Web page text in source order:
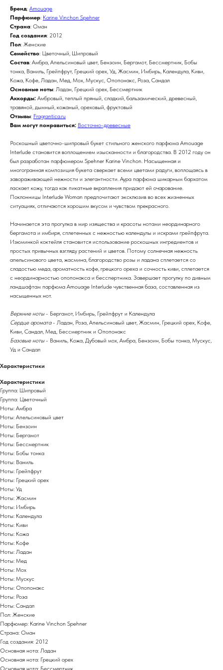
Бренд: Amouage
Парфюмер: Karine Vinchon Spehner
Страна: Оман
Год создания: 2012
Пол: Женские
Семейство: Цветочный, Шипровый
Состав: Амбра, Апельсиновый цвет, Бензоин, Бергамот, Бессмертник, Бобы
тонка, Ваниль, Грейпфрут, Грецкий орех, Уд, Жасмин, Имбирь, Календула, Киви,
Кожа, Кофе, Ладан, Мед, Мох, Мускус, Опопонакс, Роза, Сандал
Основные ноты: Ладан, Грецкий орех, Бессмертник
Аккорды: Амбровый, теплый пряный, сладкий, бальзамический, древесный,
травяной, дымный, кожаный, ореховый, фруктовый
Отзывы: Fragrantica.ru
Вам могут понравиться: Восточно-древесные
Роскошный цветочно-шипровый букет стильного женского парфюма Amouage
Interlude становится воплощением изысканности и благородства. В 2012 году он
был разработан парфюмером Spehner Karine Vinchon. Насыщенная и
многогранная композиция букета сверкает всеми цветами радуги, воплощаясь в
завораживающей нежности и элегантности. Аура парфюма шикарным бархатом
ласкает кожу, тогда как пикатные вкрапления придают ей очарование.
Поклонницы Interlude Woman предпочитают эксклюзив во всех жизненных
ситуациях, отличаются хорошим вкусом и чувством прекрасного.
Начинается эта прогулка в мир изящества и красоты нотами неординарного
бергамота и имбиря, сплетенных с нежностью календулы и искрами грейпфрута.
Изюминкой коктейля становится использование роскошных ингредиентов и
простых привычных взгляду растений и цветов. Потому солнечная нежность
апельсинового цвета, жасмина, благородство розы и ладана сплетается со
сладостью меда, ароматность кофе, грецкого ореха и сочность киви, сплетается
с неординарностью опопонакса и бесспертника. Завершает прогулку по дивным
ландшафтам парфюма Amouage Interlude чувственная база, составленная из
насыщенных нот.
Верхние ноты- Бергамот, Имбирь, Грейпфрут и Календула
Сердце аромата- Ладан, Роза, Апельсиновый цвет, Жасмин, Грецкий орех, Кофе,
Киви, Сандал, Мед, Бессмертник и Опопонакс
Базовые ноты- Ваниль, Кожа, Дубовый мох, Амбра, Бензоин, Бобы тонка, Мускус,
Уд и Сандал
Характеристики
Характеристики
Группа: Шипровый
Группа: Цветочный
Ноты: Амбра
Ноты: Апельсиновый цвет
Ноты: Бензоин
Ноты: Бергамот
Ноты: Бессмертник
Ноты: Бобы тонка
Ноты: Ваниль
Ноты: Грейпфрут
Ноты: Грецкий орех
Ноты: Уд
Ноты: Жасмин
Ноты: Имбирь
Ноты: Календула
Ноты: Киви
Ноты: Кожа
Ноты: Кофе
Ноты: Ладан
Ноты: Мед
Ноты: Мох
Ноты: Мускус
Ноты: Опопонакс
Ноты: Роза
Ноты: Сандал
Пол: Женские
Парфюмер: Karine Vinchon Spehner
Страна: Оман
Год создания: 2012
Основная нота: Ладан
Основная нота: Грецкий орех